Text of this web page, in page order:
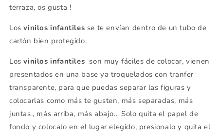
terraza, os gusta !
Losvinilos infantiles se te envían dentro de un tubo de
cartón bien protegido.
Losvinilos infantiles son muy fáciles de colocar, vienen
presentados en una base ya troquelados con tranfer
transparente, para que puedas separar las figuras y
colocarlas como más te gusten, más separadas, más
juntas., más arriba, más abajo… Solo quita el papel de
fondo y colocalo en el lugar elegido, presionalo y quita el